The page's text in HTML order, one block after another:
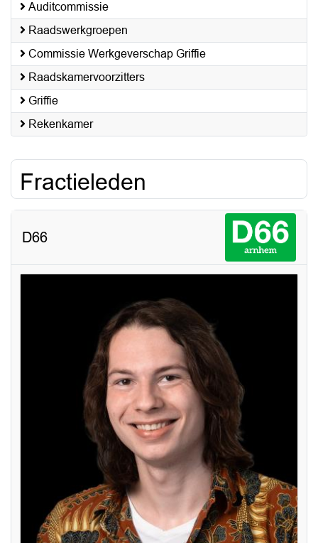
Auditcommissie
Raadswerkgroepen
Commissie Werkgeverschap Griffie
Raadskamervoorzitters
Griffie
Rekenkamer
Fractieleden
D66